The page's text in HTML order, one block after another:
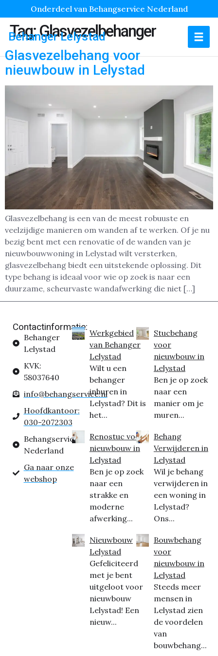
Onderdeel van Behangservice Nederland
Behanger Lelystad
Tag:Glasvezelbehanger
Glasvezelbehang voor
nieuwbouw in Lelystad
Glasvezelbehang is een van de meest robuuste en
veelzijdige manieren om wanden af te werken. Of je nu
bezig bent met een renovatie of de wanden van je
nieuwbouwwoning in Lelystad wilt versterken,
glasvezelbehang biedt een uitstekende oplossing. Dit
type behang is ideaal voor wie op zoek is naar een
duurzame, scheurvaste wandafwerking die niet […]
Contactinformatie:
Behanger
Lelystad
KVK:
58037640
info@behangservice.nl
Hoofdkantoor:
030-2072303
Behangservice
Nederland
Ga naar onze
webshop
Werkgebied
van Behanger
Lelystad
Wilt u een
behanger
inhuren in
Lelystad? Dit is
het...
Renostuc voor
nieuwbouw in
Lelystad
Ben je op zoek
naar een
strakke en
moderne
afwerking...
Nieuwbouw
Lelystad
Gefeliciteerd
met je bent
uitgeloot voor
nieuwbouw
Lelystad! Een
nieuw...
Stucbehang
voor
nieuwbouw in
Lelystad
Ben je op zoek
naar een
manier om je
muren...
Behang
Verwijderen in
Lelystad
Wil je behang
verwijderen in
een woning in
Lelystad?
Ons...
Bouwbehang
voor
nieuwbouw in
Lelystad
Steeds meer
mensen in
Lelystad zien
de voordelen
van
bouwbehang...